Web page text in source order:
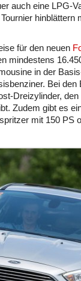
auch eine LPG-
hinblättern
für den neuen
mindestens
in der
Bei den
Dreizylinder, den
Zudem gibt es
mit 150 PS